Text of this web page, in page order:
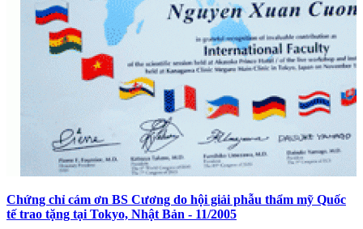
Chứng chỉ cám ơn BS Cương do hội giải phẫu thẩm mỹ Quốc
tế trao tặng tại Tokyo, Nhật Bản - 11/2005